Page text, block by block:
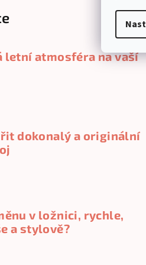
letní atmosféra na vaší
dokonalý a originální
v ložnici, rychle,
a stylově?